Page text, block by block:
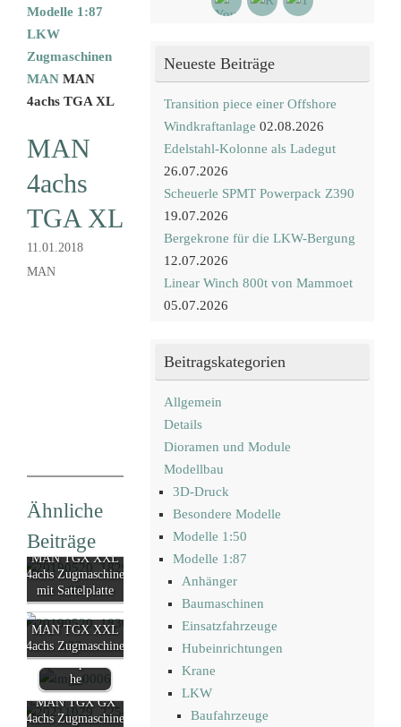
Modelle 1:87
LKW
Zugmaschinen
MAN MAN
4achs TGA XL
MAN
4achs
TGA XL
11.01.2018
MAN
Ähnliche
Beiträge
MAN TGX XXL
4achs Zugmaschine
mit Sattelplatte
MAN TGX XXL
4achs Zugmaschine
MAN TGA
4achs
Schwerlastzu
gmaschine
mit
Ballastpritsc
he
MAN TGX GX
4achs Zugmaschine
Neueste Beiträge
Transition piece einer Offshore
Windkraftanlage 02.08.2026
Edelstahl-Kolonne als Ladegut
26.07.2026
Scheuerle SPMT Powerpack Z390
19.07.2026
Bergekrone für die LKW-Bergung
12.07.2026
Linear Winch 800t von Mammoet
05.07.2026
Beitragskategorien
Allgemein
Details
Dioramen und Module
Modellbau
3D-Druck
Besondere Modelle
Modelle 1:50
Modelle 1:87
Anhänger
Baumaschinen
Einsatzfahrzeuge
Hubeinrichtungen
Krane
LKW
Baufahrzeuge